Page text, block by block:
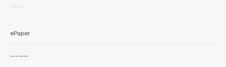
intern
ePaper
————